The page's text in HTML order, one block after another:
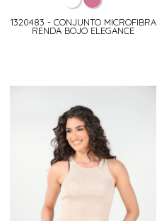
1320483 - CONJUNTO MICROFIBRA
RENDA BOJO ELEGANCE